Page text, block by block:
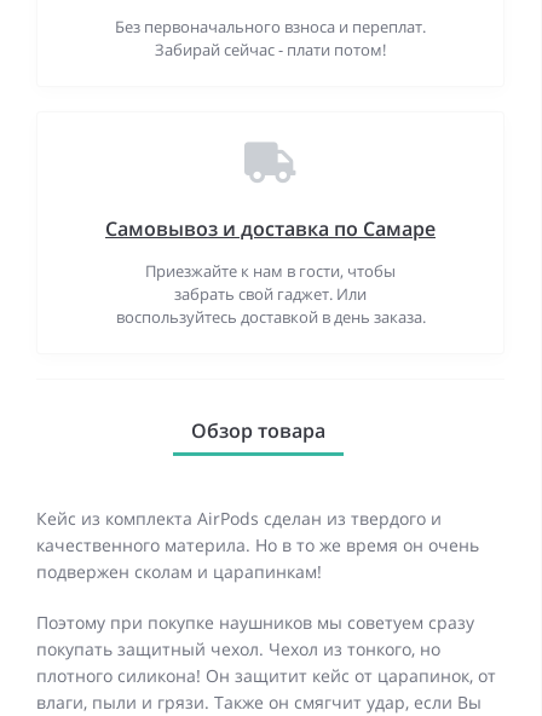
Без первоначального взноса и переплат.
Забирай сейчас - плати потом!
Самовывоз и доставка по Самаре
Приезжайте к нам в гости, чтобы
забрать свой гаджет. Или
воспользуйтесь доставкой в день заказа.
Обзор товара
Кейс из комплекта AirPods сделан из твердого и
качественного материла. Но в то же время он очень
подвержен сколам и царапинкам!
Поэтому при покупке наушников мы советуем сразу
покупать защитный чехол. Чехол из тонкого, но
плотного силикона! Он защитит кейс от царапинок, от
влаги, пыли и грязи. Также он смягчит удар, если Вы